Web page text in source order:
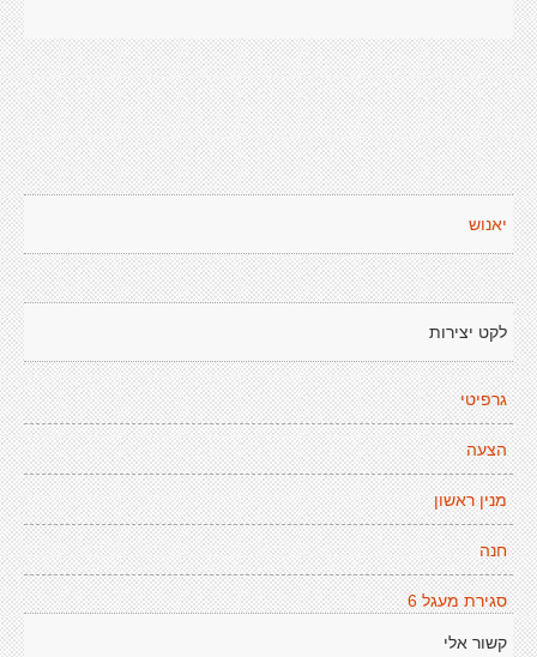
יאנוש
לקט יצירות
גרפיטי
הצעה
מנין ראשון
חנה
סגירת מעגל 6
קשור אלי